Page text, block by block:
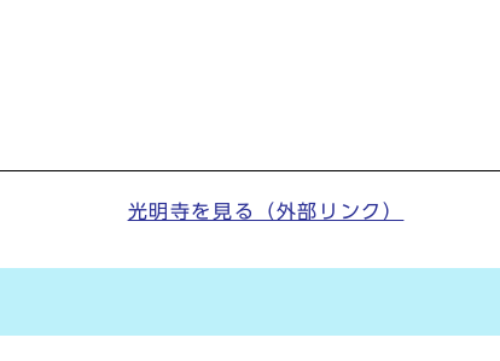
光明寺を見る（外部リンク）